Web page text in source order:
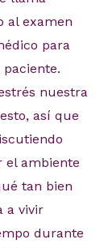
al examen
para
nuestra
así que
el ambiente
tan bien
a vivir
durante